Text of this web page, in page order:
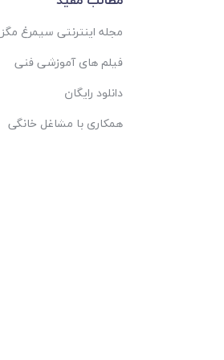
مجله اینترنتی سیمرغ مگز
فیلم های آموزشی فنی
دانلود رایگان
همکاری با مشاغل خانگی